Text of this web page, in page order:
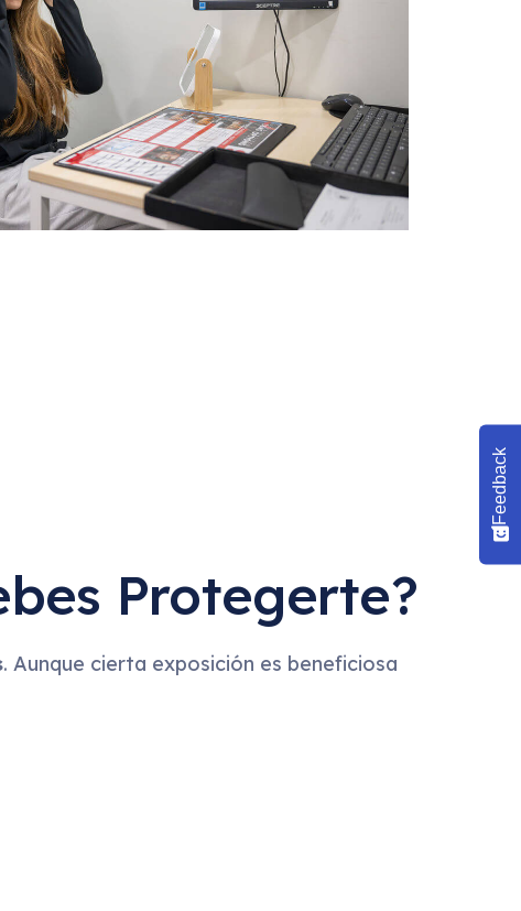
Protegerte?
. Aunque cierta exposición es beneficiosa
Feedback